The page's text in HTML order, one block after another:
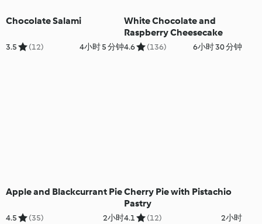
Chocolate Salami
3.5 (12) 4小时 5 分钟
White Chocolate and
Raspberry Cheesecake
4.6 (136) 6小时 30 分钟
Apple and Blackcurrant Pie
4.5 (35) 2小时
Cherry Pie with Pistachio
Pastry
4.1 (12) 2小时